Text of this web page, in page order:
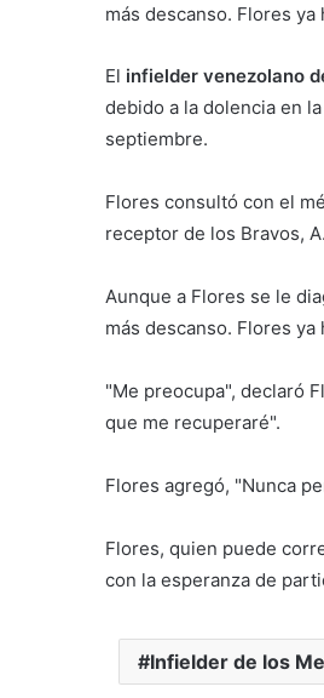
más descanso. Flores
El infielder venezolano
debido a la dolencia en
septiembre.
Flores consultó con el
receptor de los Bravos,
Aunque a Flores se le
más descanso. Flores
"Me preocupa", declaró
que me recuperaré".
Flores agregó, "Nunca
Flores, quien puede
con la esperanza de
Infielder de los